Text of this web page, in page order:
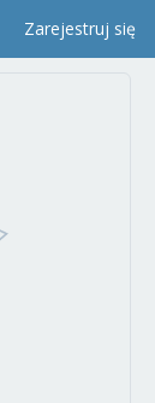
Zarejestruj się